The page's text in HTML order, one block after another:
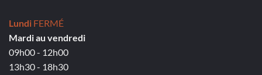
Lundi FERMÉ
Mardi au vendredi
09h00 - 12h00
13h30 - 18h30